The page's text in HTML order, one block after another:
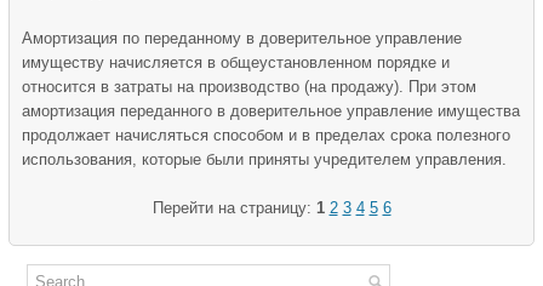
Амортизация по переданному в доверительное управление
имуществу начисляется в общеустановленном порядке и
относится в затраты на производство (на продажу). При этом
амортизация переданного в доверительное управление имущества
продолжает начисляться способом и в пределах срока полезного
использования, которые были приняты учредителем управления.
Перейти на страницу: 1 2 3 4 5 6